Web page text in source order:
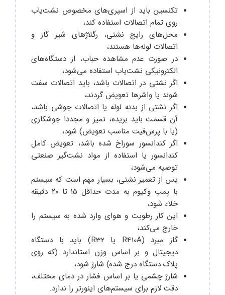
تکنسین باید از اسپری‌های مخصوص نشت‌یاب
روی تمام اتصالات استفاده کند،
محل‌های رایج نشتی، رگلاژهای شیر گاز و
اتصالات لوله‌ها هستند،
در صورت عدم مشاهده حباب، از دستگاه‌های
الکترونیکی نشت‌یاب استفاده می‌شود،
اگر نشتی در اتصالات باشد، باید اتصالات سفت
شوند یا واشرها تعویض گردند،
اگر نشتی از بدنه لوله یا اتصالات جوشی باشد،
آن قسمت باید بریده، تمیز و مجددا جوشکاری
(یا با پرس‌فیت مناسب تعویض) شود،
اگر کندانسور سوراخ شده باشد، تعویض کامل
کندانسور یا استفاده از مواد نشت‌گیر صنعتی
توصیه می‌شود،
پس از تعمیر نشتی، بسیار مهم است که سیستم
با پمپ وکیوم به مدت حداقل ۱۵ تا ۲۰ دقیقه
خلاء شود،
این کار رطوبت و هوای وارد شده به سیستم را
خارج می‌کند،
گاز مبرد (R410A یا R32) باید با دستگاه
دیجیتال و بر اساس وزن استاندارد (که روی
پلاک دستگاه درج شده) شارژ شود،
شارژ چشمی یا بر اساس فشار در دمای مختلف،
دقت لازم برای سیستم‌های اینورتر را ندارد.